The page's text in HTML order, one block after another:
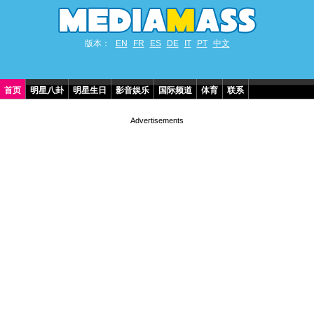
版本： EN FR ES DE IT PT 中文
首页 明星八卦 明星生日 影音娱乐 国际频道 体育 联系